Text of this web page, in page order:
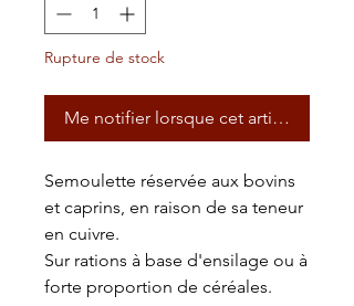
Rupture de stock
Me notifier lorsque cet article est
Semoulette réservée aux bovins
et caprins, en raison de sa teneur
en cuivre.
Sur rations à base d'ensilage ou à
forte proportion de céréales.